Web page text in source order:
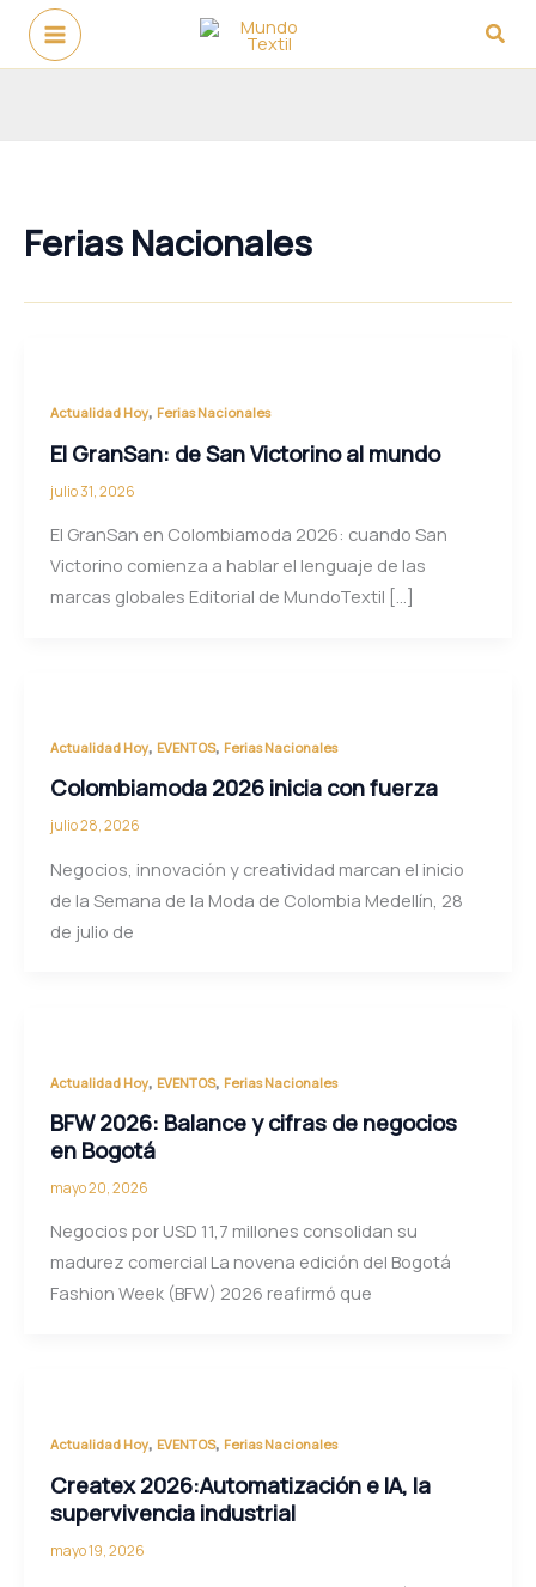
contenido
Ferias Nacionales
Actualidad Hoy, Ferias Nacionales
El GranSan: de San Victorino al mundo
julio 31, 2026
El GranSan en Colombiamoda 2026: cuando San
Victorino comienza a hablar el lenguaje de las
marcas globales Editorial de MundoTextil […]
Actualidad Hoy, EVENTOS, Ferias Nacionales
Colombiamoda 2026 inicia con fuerza
julio 28, 2026
Negocios, innovación y creatividad marcan el inicio
de la Semana de la Moda de Colombia Medellín, 28
de julio de
Actualidad Hoy, EVENTOS, Ferias Nacionales
BFW 2026: Balance y cifras de negocios
en Bogotá
mayo 20, 2026
Negocios por USD 11,7 millones consolidan su
madurez comercial La novena edición del Bogotá
Fashion Week (BFW) 2026 reafirmó que
Actualidad Hoy, EVENTOS, Ferias Nacionales
Createx 2026:Automatización e IA, la
supervivencia industrial
mayo 19, 2026